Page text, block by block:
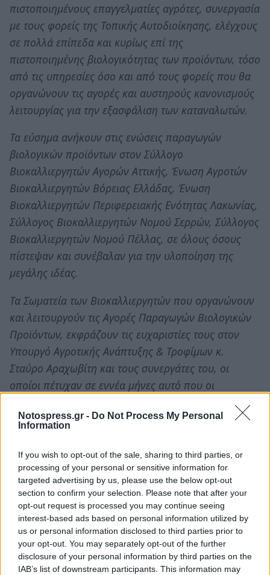
Notospress.gr - Do Not Process My Personal
Information
If you wish to opt-out of the sale, sharing to third parties, or
processing of your personal or sensitive information for
targeted advertising by us, please use the below opt-out
section to confirm your selection. Please note that after your
opt-out request is processed you may continue seeing
interest-based ads based on personal information utilized by
us or personal information disclosed to third parties prior to
your opt-out. You may separately opt-out of the further
disclosure of your personal information by third parties on the
IAB’s list of downstream participants. This information may
πιστοποιημένους επαγγελματίες αγρότες, συνεργασία
με τους φορείς της Τοπικής Αυτοδιοίκησης, ελέγχους
σε πολλά επίπεδα και κυρίως επί της
πιστοποιημένης βιολογικότητας των προϊόντων, τόσο
από τις υπηρεσίες όσο και από τους φορείς που θα
οργανώνουν τις αγορές και αυστηρούς κανονισμούς
λειτουργίας για την εξασφάλιση των καταναλωτών.
Τα εύσημα ανήκουν στις ενώσεις παραγωγών
βιολογικών προϊόντων στον Σύλλογο
Βιοκαλλιεργητών Αγορών Αττικής, Ένωση Αγροτών
Βιοκαλλιεργητών Βόρειας Ελλάδας, Ένωση
Βιοκαλλιεργητών Περιφερειακής Ενότητας Λακωνίας,
Σύλλογος Βιοκαλλιεργητών Νομού Σερρών, Σύλλογος
Βιοκαλλιεργητών Νομού Πέλλας, σε όλους όσους
πίστεψαν και συνέβαλαν για την υλοποίηση της
μεγάλης ιδέας.
Τα Σωματεία των Βιοκαλλιεργητών που οργανώνουν
και λειτουργούν τις Αγορές Παραγωγών Βιολογικών
Προϊόντων, εκφράζουν τις ευχαριστίες τους στον
Υπουργό Αγροτικής Ανάπτυξης & Τροφίμων κ.
Σταύρο Αραχωβίτη και τους συνεργάτες του, οι
οποίοι πέτυχαν σε εννέα μήνες αυτό που οι
προηγούμενες ηγεσίες του ΥπΑΑ&Τ δεν κατάφεραν
σε είκοσι και πλέον χρόνια λειτουργίας των Αγορών
Πρωθυπουργού, τον τέως Αναπληρωτή Υπουργό κ.
Γιάννη Τσιρώνη για τις ενέργειες του, οι οποίες
προετοίμασαν το έδαφος για την τελική διαμόρφωση
της ΚΥΑ, την Προϊσταμένη του Τμήματος Βιολογικών
Προϊόντων Φυτικής Προέλευσης κα Τζαβάρα Ελένη,
τους Έλληνες βουλευτές ανεξαρτήτως παράταξης
που ενδιαφέρθηκαν για την υπόθεση, καθώς και
όλους τους φίλους καταναλωτές που βοήθησαν